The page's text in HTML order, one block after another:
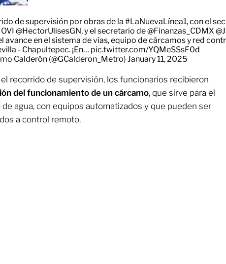
de supervisión por obras de la #LaNuevaLínea1, con el
@HectorUlisesGN, y el secretario de@Finanzas_CDMX
avance en el sistema de vías, equipo de cárcamos y red
- Chapultepec. ¡En… pic.twitter.com/YQMeSSsF0d
Calderón (@GCalderon_Metro) January 11, 2025
recorrido de supervisión, los funcionarios recibieron
del funcionamiento de un cárcamo, que sirve para el
agua, con equipos automatizados y que pueden ser
a control remoto.